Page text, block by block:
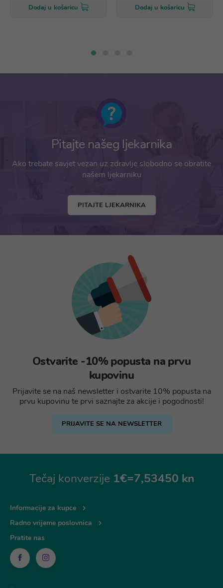
Dodaj u košaricu Dodaj u košaricu
Pitajte našeg ljekarnika
Ako trebate savjet vezan uz zdravlje slobodno se obratite
našem ljekarniku
PITAJTE LJEKARNIKA
Ostvarite -10% popusta na prvu
kupovinu
Prijavite se na naš newsletter i ostvarite 10% popusta na
prvu kupovinu te prvi saznajte za akcije i pogodnosti!
PRIJAVITE SE NA NEWSLETTER
Tečaj konverzije 1€=7,53450 kn
Informacije za kupce
Radno vrijeme poslovnica
Pratite nas